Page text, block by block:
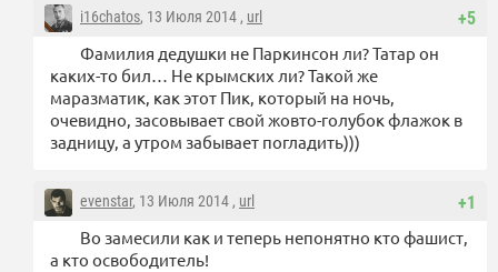
+5
i16chatos, 13 Июля 2014 , url
Фамилия дедушки не Паркинсон ли? Татар он
каких-то бил… Не крымских ли? Такой же
маразматик, как этот Пик, который на ночь,
очевидно, засовывает свой жовто-голубок флажок в
задницу, а утром забывает погладить)))
+1
evenstar, 13 Июля 2014 , url
Во замесили как и теперь непонятно кто фашист,
а кто освободитель!